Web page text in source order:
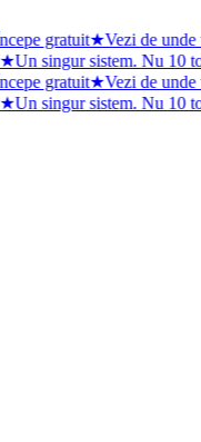
gratuit★Vezi de unde
Un singur sistem. Nu 10
gratuit★Vezi de unde
Un singur sistem. Nu 10